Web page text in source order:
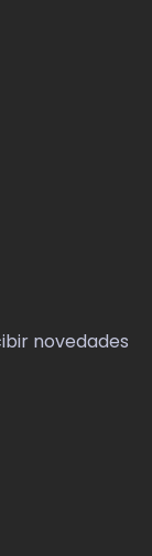
novedades